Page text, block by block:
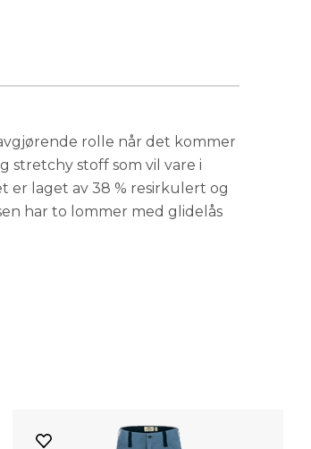
rolle når det kommer
stretchy stoff som vil vare i
er laget av 38 % resirkulert og
har to lommer med glidelås